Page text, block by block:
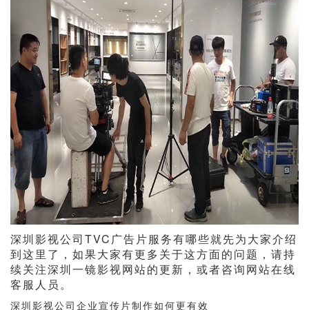
深圳影视公司TVC广告片服务有哪些就先为大家介绍
到这里了，如果大家有更多关于这方面的问题，请持
续关注深圳一镜影视网站的更新，或者咨询网站在线
客服人员。
深圳影视公司企业宣传片制作如何更有效